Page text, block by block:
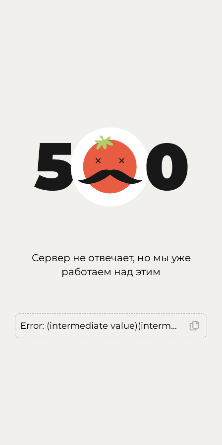
Сервер не отвечает, но мы уже
работаем над этим
Error: (intermediate value)(intermediate value)(intermediate value).replaceAll is not a function